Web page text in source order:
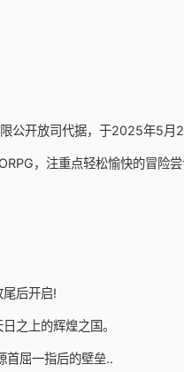
公开放司代据，于2025年5
，注重点轻松愉快的冒险
后开启!
之上的辉煌之国。
首屈一指后的壁垒..